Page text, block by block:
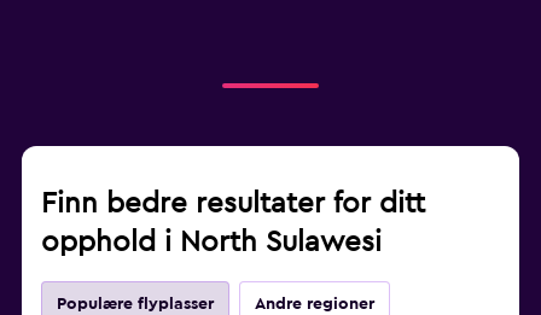
Finn bedre resultater for ditt
opphold i North Sulawesi
Populære flyplasser Andre regioner